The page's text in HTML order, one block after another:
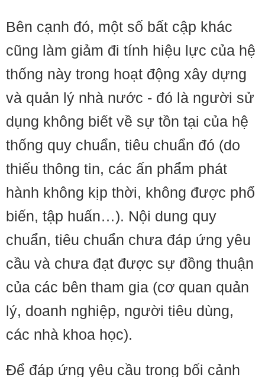
Bên cạnh đó, một số bất cập khác
cũng làm giảm đi tính hiệu lực của hệ
thống này trong hoạt động xây dựng
và quản lý nhà nước - đó là người sử
dụng không biết về sự tồn tại của hệ
thống quy chuẩn, tiêu chuẩn đó (do
thiếu thông tin, các ấn phẩm phát
hành không kịp thời, không được phổ
biến, tập huấn…). Nội dung quy
chuẩn, tiêu chuẩn chưa đáp ứng yêu
cầu và chưa đạt được sự đồng thuận
của các bên tham gia (cơ quan quản
lý, doanh nghiệp, người tiêu dùng,
các nhà khoa học).
Để đáp ứng yêu cầu trong bối cảnh